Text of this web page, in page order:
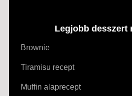
Legjobb desszert
Brownie
Tiramisu recept
Muffin alaprecept